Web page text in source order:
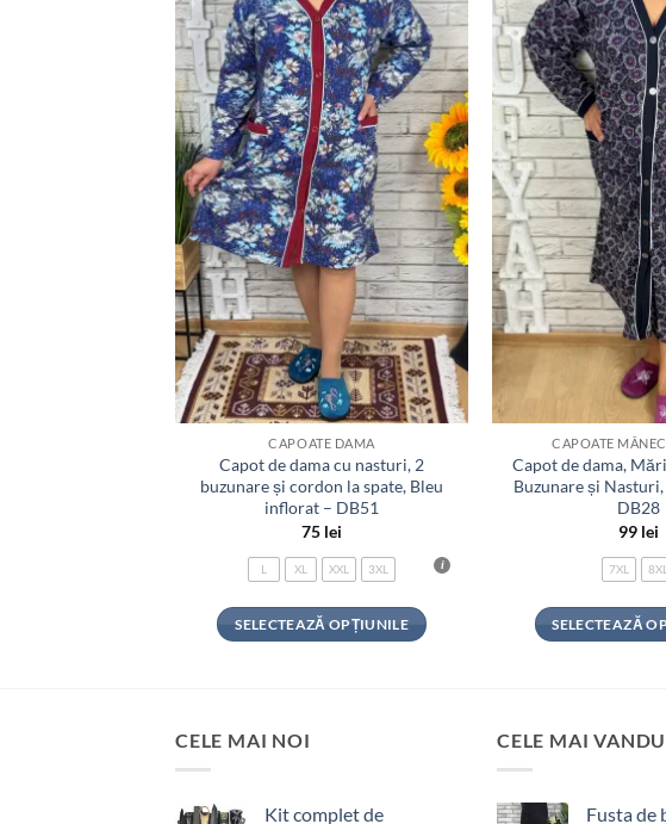
Adauga
la
favorite
CAPOATE DAMA
Capot de dama cu nasturi, 2
buzunare și cordon la spate, Bleu
inflorat – DB51
75 lei
L XL XXL 3XL
SELECTEAZĂ OPȚIUNILE
Opțiunile
CAPOATE
Capot de dama,
Buzunare și
DB28
99 lei
7XL 8XL
SELECTEAZĂ
mai
CELE MAI NOI
Kit complet de
CELE MAI
Fusta de